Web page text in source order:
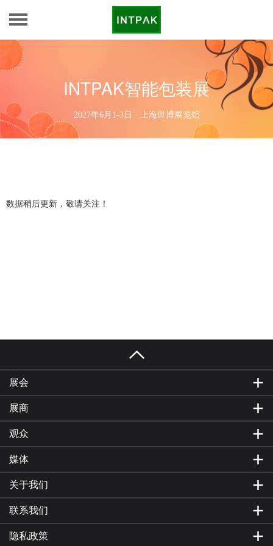
INTPAK智能包装展
2027年6月1-3日 · 上海世博展览馆
数据稍后更新，敬请关注！
展会
展商
观众
媒体
关于我们
联系我们
隐私政策